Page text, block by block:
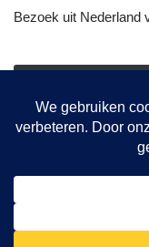
Bezoek uit Nederland